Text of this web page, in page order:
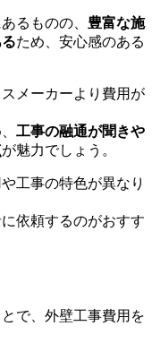
るものの、 豊富な施
ため、安心感のある
メーカーより費用が
工事の融通が聞きや
が魅力でしょう。
工事の特色が異なり
依頼するのがおすす
で、外壁工事費用を